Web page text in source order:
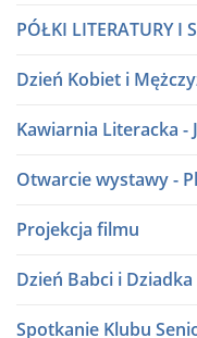
Dzień Kobiet i
Kawiarnia Literacka -
Projekcja filmu
Dzień Babci i
Spotkanie Klubu